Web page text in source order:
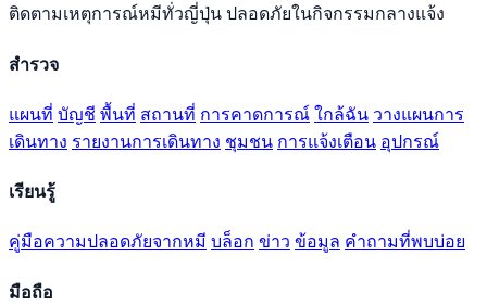
ติดตามเหตุการณ์หมีทั่วญี่ปุ่น ปลอดภัยในกิจกรรมกลางแจ้ง
สำรวจ
แผนที่ บัญชี พื้นที่ สถานที่ การคาดการณ์ใกล้ฉัน วางแผนการ
เดินทาง รายงานการเดินทาง ชุมชน การแจ้งเตือน อุปกรณ์
เรียนรู้
คู่มือความปลอดภัยจากหมี บล็อก ข่าว ข้อมูล คำถามที่พบบ่อย
มือถือ